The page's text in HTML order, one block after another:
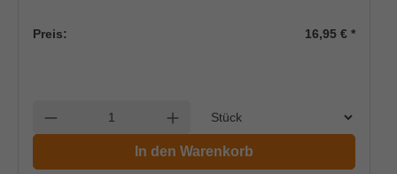
Preis: 16,95 €*
Anzahl verringern Anzahl erhöhen
In den Warenkorb